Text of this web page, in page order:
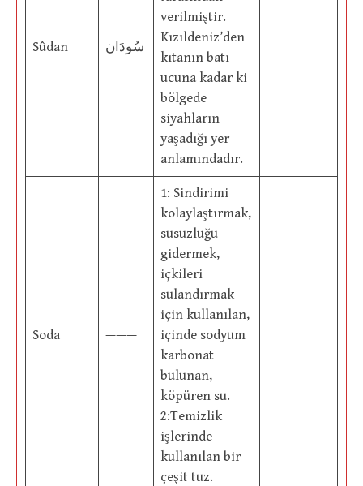
Sûdan سُودَان
verilmiştir.
Kızıldeniz’den
kıtanın batı
ucuna kadar ki
bölgede
siyahların
yaşadığı yer
anlamındadır.
Soda ———
1: Sindirimi
kolaylaştırmak,
susuzluğu
gidermek,
içkileri
sulandırmak
için kullanılan,
içinde sodyum
karbonat
bulunan,
köpüren su.
2:Temizlik
işlerinde
kullanılan bir
çeşit tuz.